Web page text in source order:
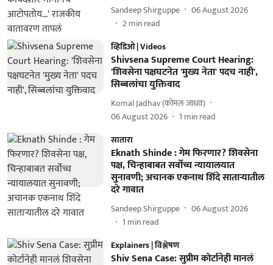
Sandeep Shirguppe
06 August 2026
2min read
व्हिडिओ | Videos
Shivsena Supreme Court Hearing:
'शिवसेना पक्षघटनेत 'मुख्य नेता' पदच नाही',
सिब्बलांचा युक्तिवाद
Komal Jadhav (कोमल जाधव)
06 August 2026
1 min read
सातारा
Eknath Shinde : गेम फिरणार? शिवसेना
पक्ष, चिन्हाबाबत सर्वोच्च न्यायालयात
सुनावणी; अचानक एकनाथ शिंदे साताऱ्यातील
दरे गावात
Sandeep Shirguppe
06 August 2026
1 min read
Explainers | विश्लेषण
Shiv Sena Case: सुप्रीम कोर्टानेही मानलं